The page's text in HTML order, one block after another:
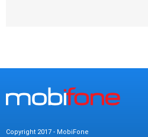
Copyright 2017 - MobiFone